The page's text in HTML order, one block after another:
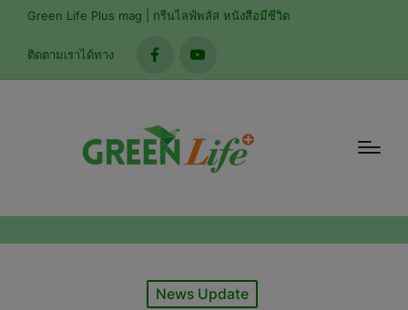
Green Life Plus mag | กรีนไลฟ์พลัส หนังสือมีชีวิต
ติดตามเราได้ทาง
facebookyoutube
Posted
News Update
modal-check